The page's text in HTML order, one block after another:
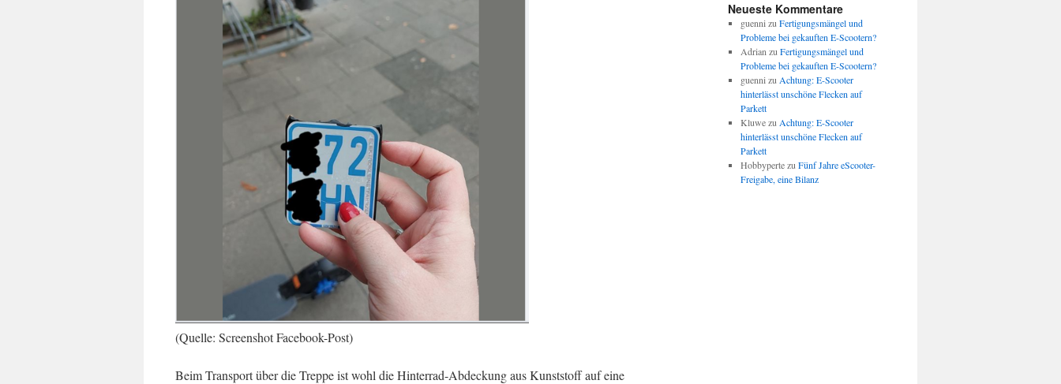
(Quelle: Screenshot Facebook-Post)
Beim Transport über die Treppe ist wohl die Hinterrad-Abdeckung aus Kunststoff auf eine
Neueste Kommentare
guenni zu Fertigungsmängel und
Probleme bei gekauften E-Scootern?
Adrian zu Fertigungsmängel und
Probleme bei gekauften E-Scootern?
guenni zu Achtung: E-Scooter
hinterlässt unschöne Flecken auf
Parkett
Kluwezu Achtung: E-Scooter
hinterlässt unschöne Flecken auf
Parkett
Hobbypertezu Fünf Jahre eScooter-
Freigabe, eine Bilanz